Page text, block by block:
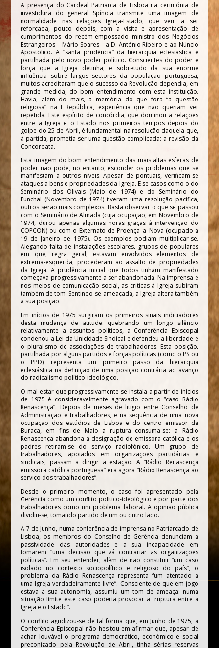
A presença do Cardeal Patriarca de Lisboa na cerimónia de
investidura do general Spínola transmite uma imagem de
normalidade nas relações Igreja-Estado, que vem a ser
reforçada, pouco depois, com a visita e apresentação de
cumprimentos do recém-empossado ministro dos Negócios
Estrangeiros – Mário Soares – a D. António Ribeiro e ao Núncio
Apostólico. A “santa prudência” da hierarquia eclesiástica é
partilhada pelo novo poder político. Conscientes do poder e
força que a Igreja detinha, e sobretudo da sua enorme
influência sobre largos sectores da população portuguesa,
muitos acreditaram que o sucesso da Revolução dependia, em
grande medida, do bom entendimento com esta instituição.
Havia, além do mais, a memória do que fora “a questão
religiosa” na I República, experiência que não queriam ver
repetida. Este espírito de concórdia, que dominou a relações
entre a Igreja e o Estado nos primeiros tempos depois do
golpe do 25 de Abril, é fundamental na resolução daquela que,
à partida, prometia ser uma questão complicada: a revisão da
Concordata.
Esta imagem do bom entendimento das mais altas esferas de
poder não pode, no entanto, esconder os problemas que se
manifestam a outros níveis. Apesar de pontuais, verificam-se
ataques a bens e propriedades da Igreja. E se casos como o do
Seminário dos Olivais (Maio de 1974) e do Seminário do
Funchal (Novembro de 1974) tiveram uma resolução pacífica,
outros serão mais complexos. Basta observar o que se passou
com o Seminário de Almada (cuja ocupação, em Novembro de
1974, durou apenas algumas horas graças à intervenção do
COPCON) ou com o Externato de Proença–a–Nova (ocupado a
19 de Janeiro de 1975). Os exemplos podiam multiplicar-se.
Alegando falta de instalações escolares, grupos de populares
em que, regra geral, estavam envolvidos elementos de
extrema-esquerda, procederam ao assalto de propriedades
da Igreja. A prudência inicial que todos tinham manifestado
começava progressivamente a ser abandonada. Na imprensa e
nos meios de comunicação social, as criticas à Igreja subiram
também de tom. Sentindo-se ameaçada, a Igreja altera também
a sua posição.
Em inícios de 1975 surgiram os primeiros sinais indiciadores
desta mudança de atitude: quebrando um longo silêncio
relativamente a assuntos políticos, a Conferência Episcopal
condenou a Lei da Unicidade Sindical e defendeu a liberdade e
o pluralismo de associações de trabalhadores. Esta posição,
partilhada por alguns partidos e forças políticas (como o PS ou
o PPD), representa um primeiro passo da hierarquia
eclesiástica na definição de uma posição contrária ao avanço
do radicalismo político-ideológico.
O mal-estar que progressivamente se instala a partir de inícios
de 1975 é consideravelmente agravado com o “caso Rádio
Renascença”. Depois de meses de litígio entre Conselho de
Administração e trabalhadores, e na sequência de uma nova
ocupação dos estúdios de Lisboa e do centro emissor da
Buraca, em fins de Maio a ruptura consuma-se: a Rádio
Renascença abandona a designação de emissora católica e os
padres retiram-se do serviço radiofónico. Um grupo de
trabalhadores, apoiados em organizações partidárias e
sindicais, passam a dirigir a estação. A “Rádio Renascença
emissora católica portuguesa” era agora “Rádio Renascença ao
serviço dos trabalhadores”.
Desde o primeiro momento, o caso foi apresentado pela
Gerência como um conflito político-ideológico e por parte dos
trabalhadores como um problema laboral. A opinião pública
dividiu-se, tomando partido de um ou outro lado.
A 7 de Junho, numa conferência de imprensa no Patriarcado de
Lisboa, os membros do Conselho de Gerência denunciam a
passividade das autoridades e a sua incapacidade em
tomarem “uma decisão que vá contrariar as organizações
políticas”. Em seu entender, além de não constituir “um caso
isolado no contexto sociopolítico e religioso do país”, o
problema da Rádio Renascença representa “um atentado a
uma Igreja verdadeiramente livre”. Consciente de que em jogo
estava a sua autonomia, assumiu um tom de ameaça: numa
situação limite este caso poderia provocar a “ruptura entre a
Igreja e o Estado”.
O conflito agudizou-se de tal forma que, em Junho de 1975, a
Conferência Episcopal não hesitou em afirmar que, apesar de
achar louvável o programa democrático, económico e social
preconizado pela Revolução de Abril, tinha sérias reservas